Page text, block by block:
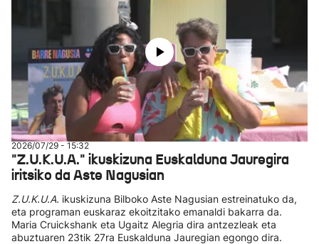
2026/07/29 - 15:32
"Z.U.K.U.A." ikuskizuna Euskalduna Jauregira
iritsiko da Aste Nagusian
Z.U.K.U.A. ikuskizuna Bilboko Aste Nagusian estreinatuko da,
eta programan euskaraz ekoitzitako emanaldi bakarra da.
Maria Cruickshank eta Ugaitz Alegria dira antzezleak eta
abuztuaren 23tik 27ra Euskalduna Jauregian egongo dira.